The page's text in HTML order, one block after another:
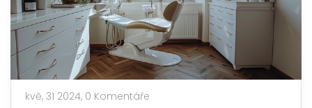
kvě, 31 2024, 0 Komentáře